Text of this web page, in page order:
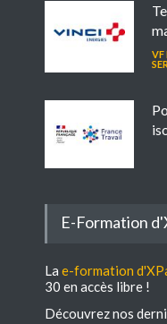
VF
E-Formation
La e-formation
30 en accès libre !
Découvrez nos